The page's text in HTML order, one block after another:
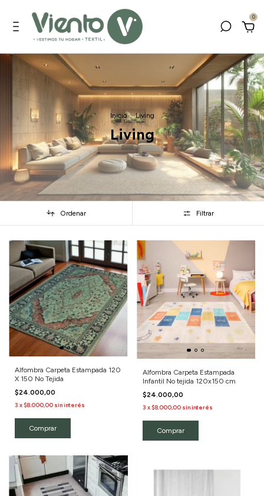
0
Inicio . Living
Living
Ordenar Filtrar
Alfombra Carpeta Estampada 120
X 150 No Tejida
$24.000,00
3 x$8.000,00 sin interés
Comprar
Alfombra Carpeta Estampada
Infantil No tejida 120x150 cm
$24.000,00
3 x$8.000,00 sin interés
Comprar